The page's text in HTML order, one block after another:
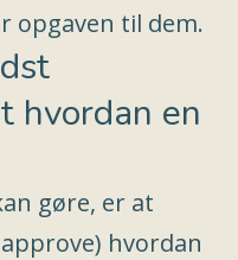
opgaven til dem.
hvordan en
gøre, er at
hvordan